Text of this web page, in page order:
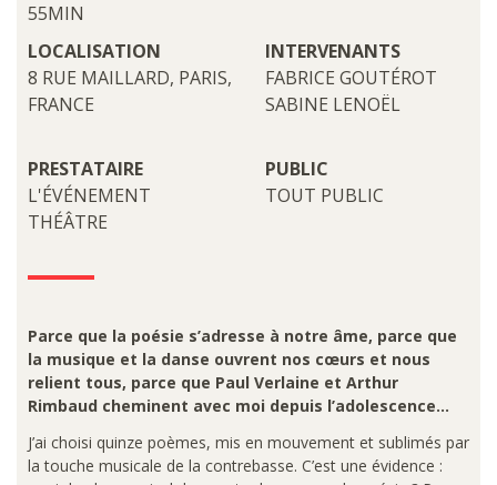
55MIN
LOCALISATION
8 RUE MAILLARD, PARIS,
FRANCE
INTERVENANTS
FABRICE GOUTÉROT
SABINE LENOËL
PRESTATAIRE
L'ÉVÉNEMENT
THÉÂTRE
PUBLIC
TOUT PUBLIC
Parce que la poésie s’adresse à notre âme, parce que
la musique et la danse ouvrent nos cœurs et nous
relient tous, parce que Paul Verlaine et Arthur
Rimbaud cheminent avec moi depuis l’adolescence…
J’ai choisi quinze poèmes, mis en mouvement et sublimés par
la touche musicale de la contrebasse. C’est une évidence :